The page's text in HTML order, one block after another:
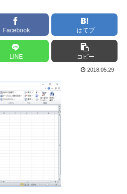
Facebook はてブ
LINE コピー
2018.05.29